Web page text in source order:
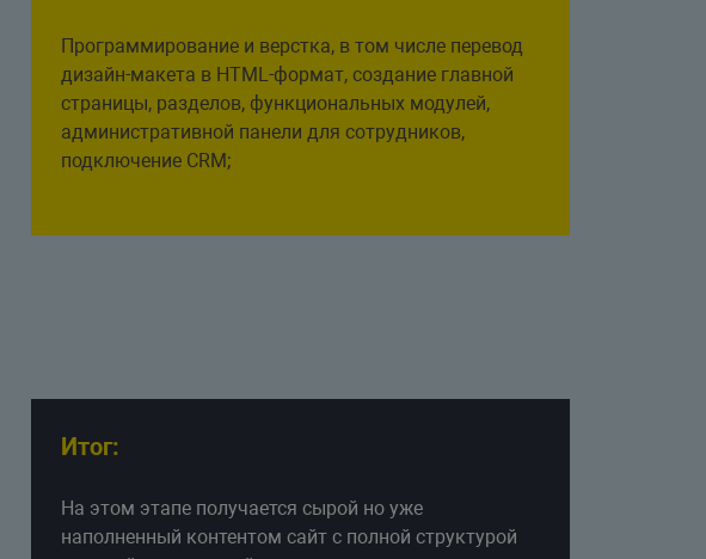
Программирование и верстка, в том числе перевод
дизайн-макета в HTML-формат, создание главной
страницы, разделов, функциональных модулей,
административной панели для сотрудников,
подключение CRM;
Итог:
На этом этапе получается сырой но уже
наполненный контентом сайт с полной структурой